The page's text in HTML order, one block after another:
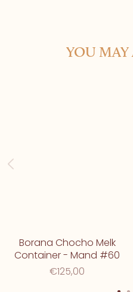
YOU MAY
Borana Chocho Melk
Container - Mand #60
€125,00